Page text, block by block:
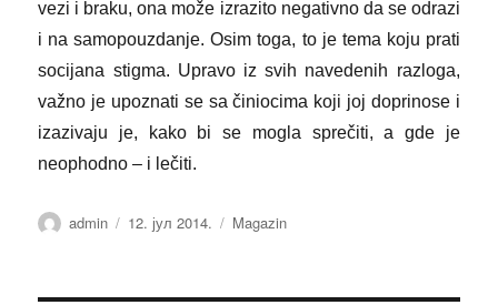
vezi i braku, ona može izrazito negativno da se odrazi
i na samopouzdanje. Osim toga, to je tema koju prati
socijana stigma. Upravo iz svih navedenih razloga,
važno je upoznati se sa činiocima koji joj doprinose i
izazivaju je, kako bi se mogla sprečiti, a gde je
neophodno – i lečiti.
Аутор
admin Објављено
12. јул 2014. Категорије
Magazin